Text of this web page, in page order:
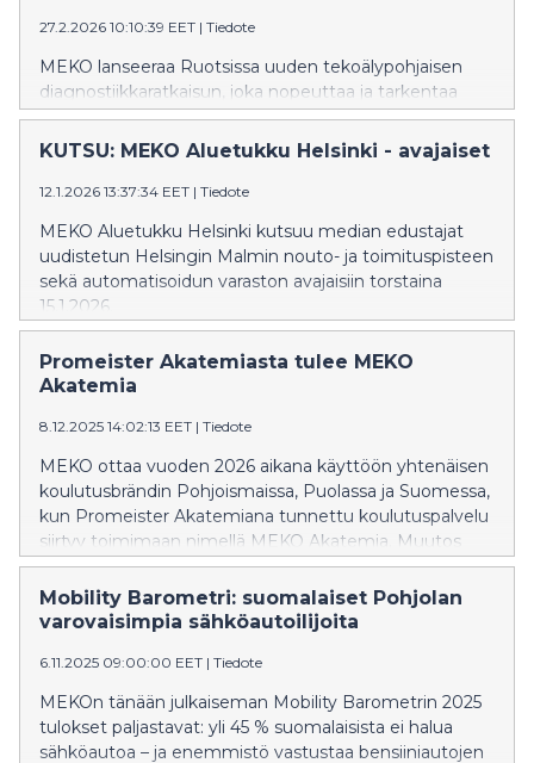
27.2.2026 10:10:39 EET | Tiedote
MEKO lanseeraa Ruotsissa uuden tekoälypohjaisen
diagnostiikkaratkaisun, joka nopeuttaa ja tarkentaa
ajoneuvojen vianmääritystä korjaamoilla. Ratkaisu
perustuu viimeisen kymmenen vuoden aikana MEKOn
laadunvarmistettuihin korjauksiin ja tuo korjaamoille
klikkauksella.
KUTSU: MEKO Aluetukku Helsinki - avajaiset
12.1.2026 13:37:34 EET | Tiedote
MEKO Aluetukku Helsinki kutsuu median edustajat
uudistetun Helsingin Malmin nouto- ja toimituspisteen
sekä automatisoidun varaston avajaisiin torstaina
15.1.2026.
Promeister Akatemiasta tulee MEKO
Akatemia
8.12.2025 14:02:13 EET | Tiedote
MEKO ottaa vuoden 2026 aikana käyttöön yhtenäisen
koulutusbrändin Pohjoismaissa, Puolassa ja Suomessa,
kun Promeister Akatemiana tunnettu koulutuspalvelu
siirtyy toimimaan nimellä MEKO Akatemia. Muutos
koskee ainoastaan brändiä: koulutustoiminta jatkuu
markkinoittain kuten ennenkin, mutta yhteinen nimi
selkeyttää MEKOn kansainvälistä koulutustarjontaa ja
selvemmän yhteyden kollegoihimme eri maissa ja
tarjoaa paremmat mahdollisuudet jakaa osaamista ja
kokemuksia. Tämä näkyy tulevaisuudessa varmasti
koulutussisällöissä, teknisessä tuessa ja osaamisen
Mobility Barometri: suomalaiset Pohjolan
varovaisimpia sähköautoilijoita
6.11.2025 09:00:00 EET | Tiedote
MEKOn tänään julkaiseman Mobility Barometrin 2025
tulokset paljastavat: yli 45 % suomalaisista ei halua
sähköautoa – ja enemmistö vastustaa bensiiniautojen